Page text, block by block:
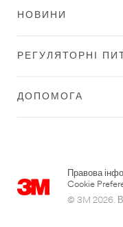
НОВИНИ
РЕГУЛЯТОРНІ
ДОПОМОГА
Правова
Cookie
© 3M 2026.